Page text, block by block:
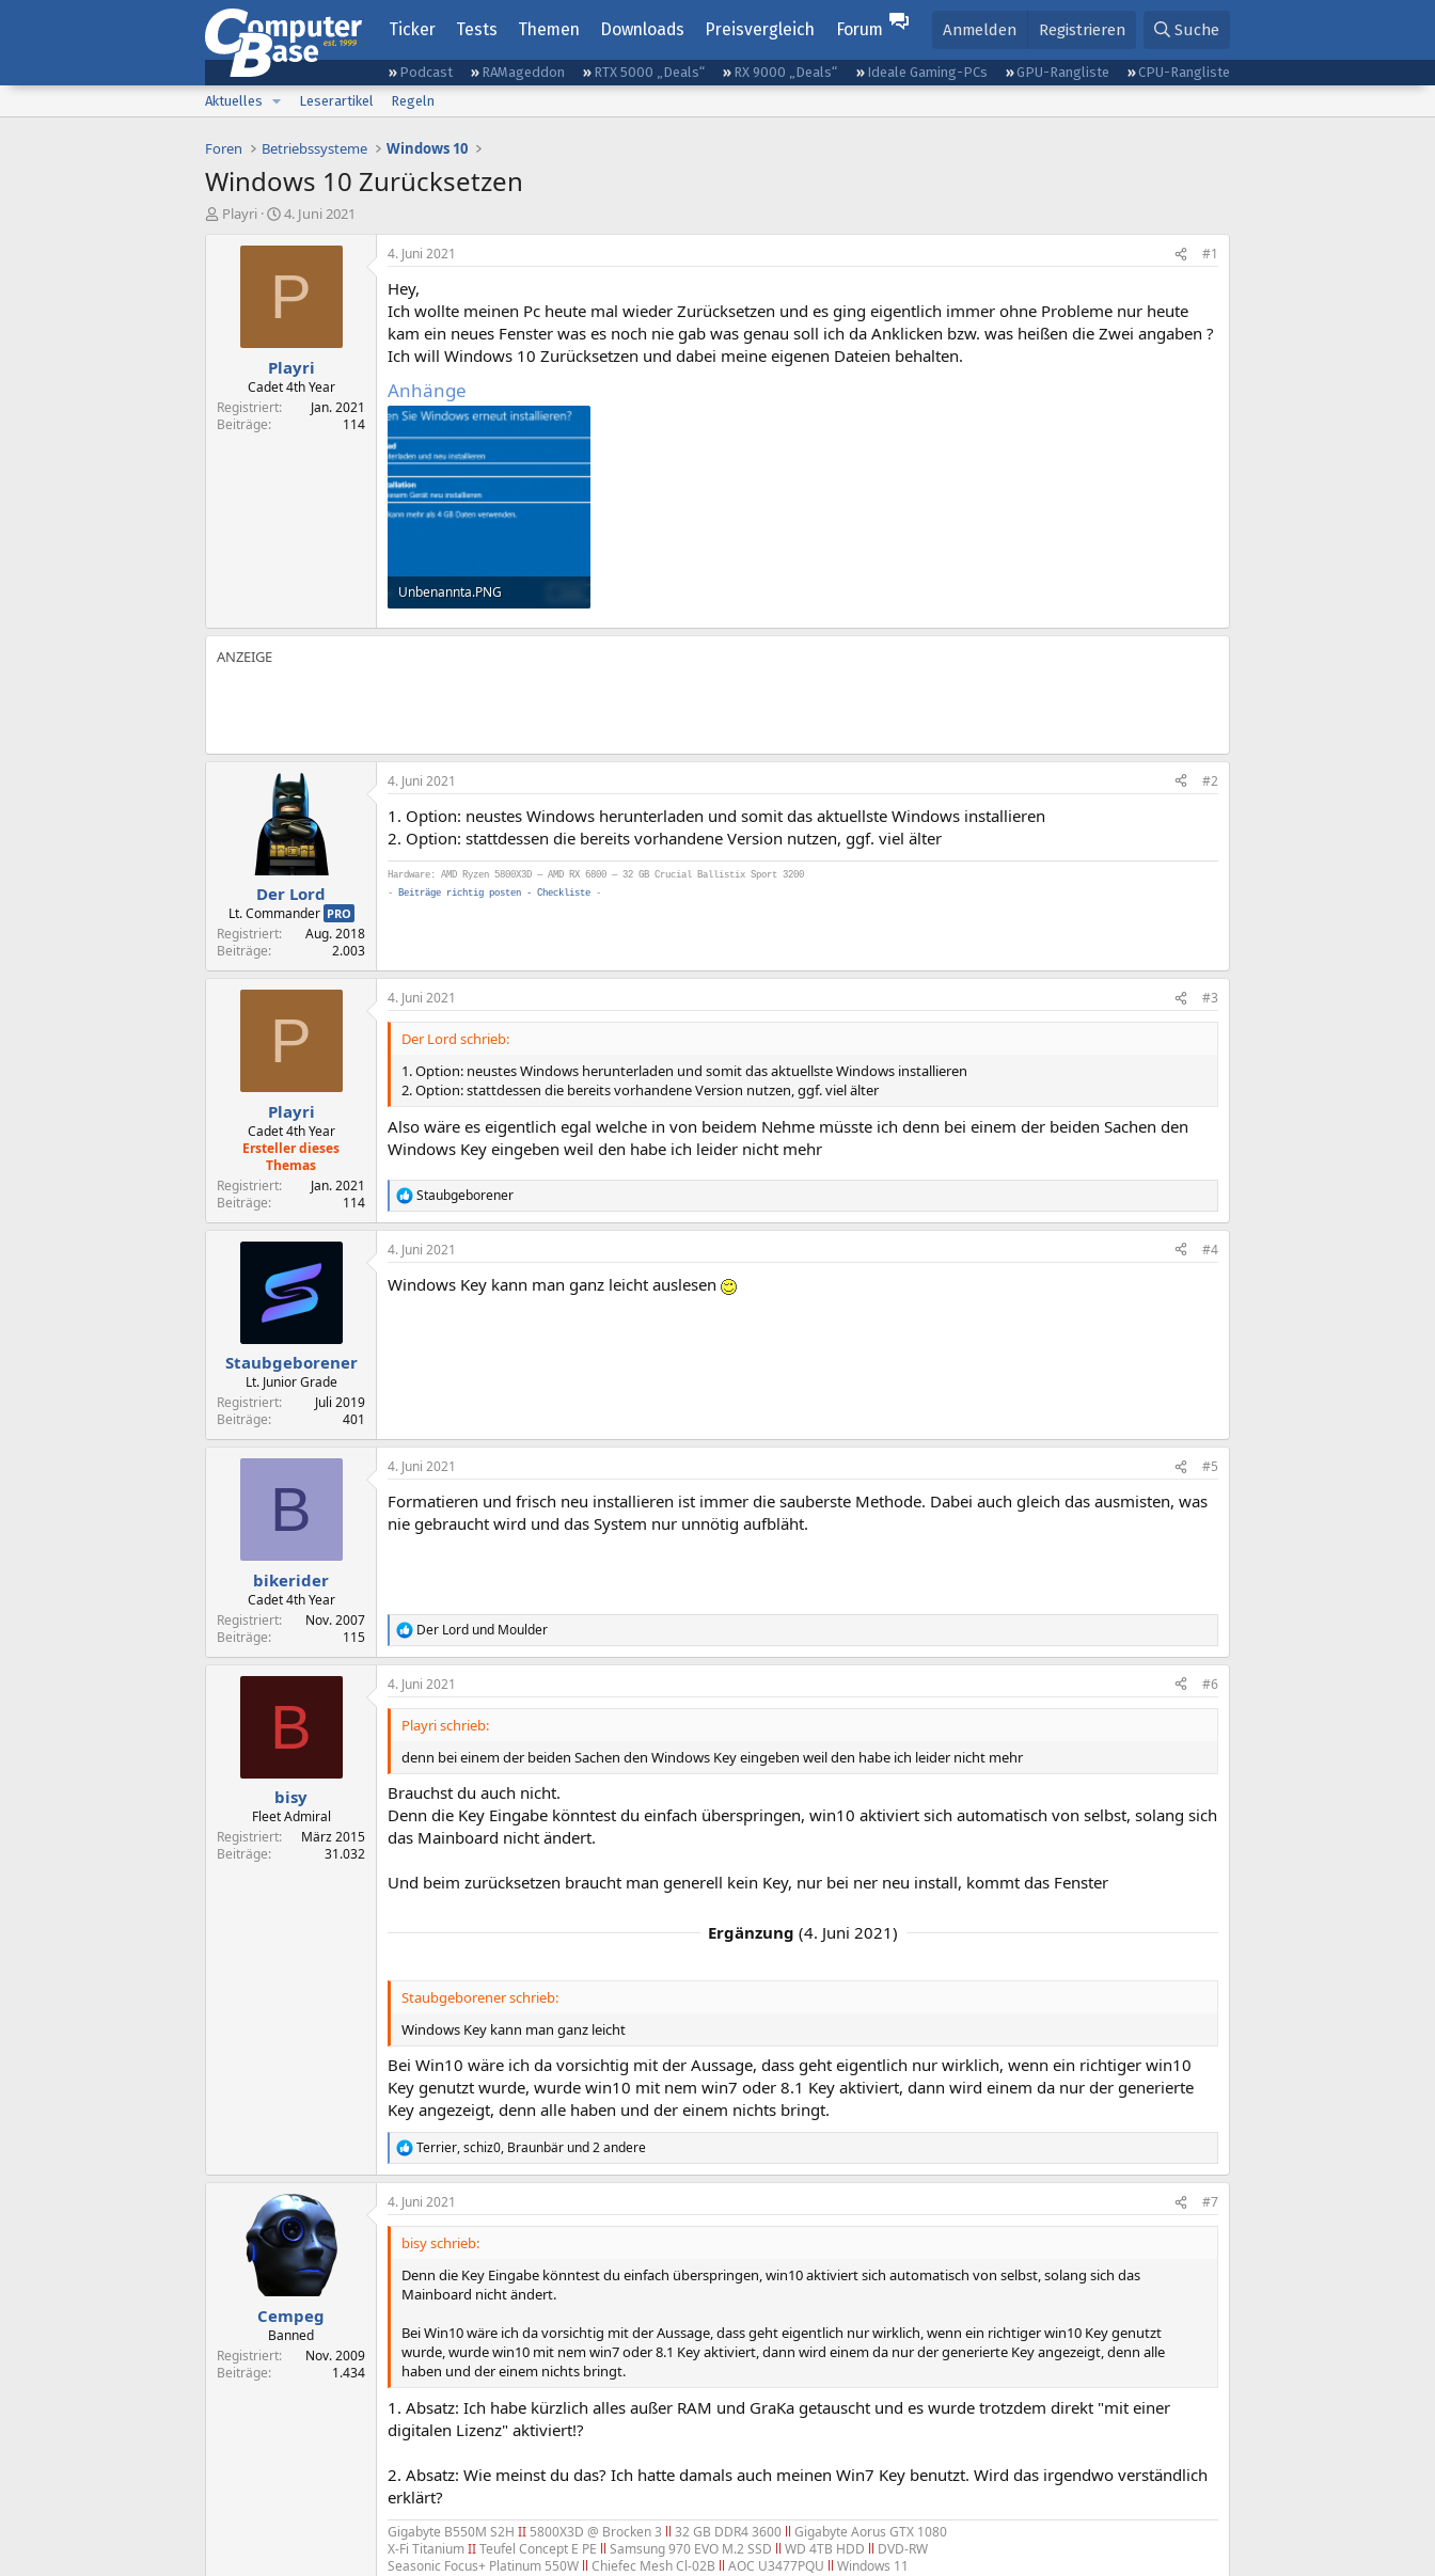
Ticker Tests Themen Downloads Preisvergleich Forum Anmelden Registrieren Suche
Podcast RAMageddon RTX 5000 „Deals“ RX 9000 „Deals“ Ideale Gaming-PCs GPU-Rangliste
CPU-Rangliste
Aktuelles
Leserartikel Regeln
Foren Betriebssysteme Windows 10
Windows 10 Zurücksetzen
E
Playri
E
s
l
t
a
m
4. Juni 2021
P
Playri
Cadet 4th Year
Registriert
Jan. 2021
Beiträge
114
4. Juni 2021 #1
Hey,
Ich wollte meinen Pc heute mal wieder Zurücksetzen und es ging eigentlich immer ohne Probleme nur heute
kam ein neues Fenster was es noch nie gab was genau soll ich da Anklicken bzw. was heißen die Zwei angaben ?
Ich will Windows 10 Zurücksetzen und dabei meine eigenen Dateien behalten.
Anhänge
Unbenannta.PNG
14,8 KB · Aufrufe: 420
Der Lord
Lt. Commander PRO
Registriert
Aug. 2018
Beiträge
2.003
4. Juni 2021 #2
1. Option: neustes Windows herunterladen und somit das aktuellste Windows installieren
2. Option: stattdessen die bereits vorhandene Version nutzen, ggf. viel älter
Hardware: AMD Ryzen 5800X3D — AMD RX 6800 — 32 GB Crucial Ballistix Sport 3200
- Beiträge richtig posten - Checkliste -
P
Playri
Cadet 4th Year
Ersteller dieses
Themas
Registriert
Jan. 2021
Beiträge
114
4. Juni 2021 #3
Der Lord schrieb:
1. Option: neustes Windows herunterladen und somit das aktuellste Windows installieren
2. Option: stattdessen die bereits vorhandene Version nutzen, ggf. viel älter
Also wäre es eigentlich egal welche in von beidem Nehme müsste ich denn bei einem der beiden Sachen den
Windows Key eingeben weil den habe ich leider nicht mehr
R
e
a
k
i
Staubgeborener
Staubgeborener
Lt. Junior Grade
Registriert
Juli 2019
Beiträge
401
4. Juni 2021 #4
Windows Key kann man ganz leicht auslesen
B
bikerider
Cadet 4th Year
Registriert
Nov. 2007
Beiträge
115
4. Juni 2021 #5
Formatieren und frisch neu installieren ist immer die sauberste Methode. Dabei auch gleich das ausmisten, was
nie gebraucht wird und das System nur unnötig aufbläht.
R
e
a
k
t
n
e
n
:
Der Lord und Moulder
B
bisy
Fleet Admiral
Registriert
März 2015
Beiträge
31.032
4. Juni 2021 #6
Playri schrieb:
denn bei einem der beiden Sachen den Windows Key eingeben weil den habe ich leider nicht mehr
Brauchst du auch nicht.
Denn die Key Eingabe könntest du einfach überspringen, win10 aktiviert sich automatisch von selbst, solang sich
das Mainboard nicht ändert.
Und beim zurücksetzen braucht man generell kein Key, nur bei ner neu install, kommt das Fenster
Ergänzung (4. Juni 2021)
Staubgeborener schrieb:
Windows Key kann man ganz leicht
Bei Win10 wäre ich da vorsichtig mit der Aussage, dass geht eigentlich nur wirklich, wenn ein richtiger win10
Key genutzt wurde, wurde win10 mit nem win7 oder 8.1 Key aktiviert, dann wird einem da nur der generierte
Key angezeigt, denn alle haben und der einem nichts bringt.
R
e
a
k
t
Terrier,schiz0, Braunbär und 2 andere
Cempeg
Banned
Registriert
Nov. 2009
Beiträge
1.434
4. Juni 2021 #7
bisy schrieb:
Denn die Key Eingabe könntest du einfach überspringen, win10 aktiviert sich automatisch von selbst, solang sich das
Mainboard nicht ändert.
Bei Win10 wäre ich da vorsichtig mit der Aussage, dass geht eigentlich nur wirklich, wenn ein richtiger win10 Key genutzt
wurde, wurde win10 mit nem win7 oder 8.1 Key aktiviert, dann wird einem da nur der generierte Key angezeigt, denn alle
haben und der einem nichts bringt.
1. Absatz: Ich habe kürzlich alles außer RAM und GraKa getauscht und es wurde trotzdem direkt "mit einer
digitalen Lizenz" aktiviert!?
2. Absatz: Wie meinst du das? Ich hatte damals auch meinen Win7 Key benutzt. Wird das irgendwo verständlich
erklärt?
Gigabyte B550M S2H II 5800X3D @ Brocken 3 ll 32 GB DDR4 3600 ll Gigabyte Aorus GTX 1080
X-Fi TitaniumIITeufel Concept E PE ll Samsung 970 EVO M.2 SSD ll WD 4TB HDD ll DVD-RW
Seasonic Focus+ Platinum 550W ll Chiefec Mesh Cl-02B ll AOC U3477PQU ll Windows 11